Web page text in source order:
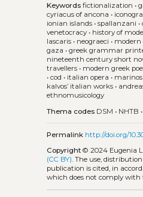
Keywords fictionalization •
cyriacus of ancona •
ionian islands •spallanzani •
venetocracy • history of
lascaris • neograeci • modern
gaza •greek grammar
nineteenth century short
travellers • modern greek
•cod • italian opera • marinos
kalvos’ italian works •
ethnomusicology
Thema codes DSM • NHTB
Permalink http://doi.org/
Copyright © 2024 Eugenia
(CC BY). The use,
publication is cited, in
which does not comply with